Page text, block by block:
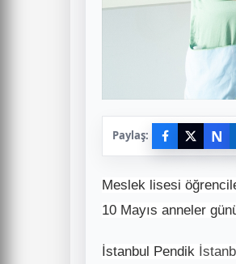
Paylaş: N
Meslek lisesi
10 Mayıs anneler
İstanbul Pendik